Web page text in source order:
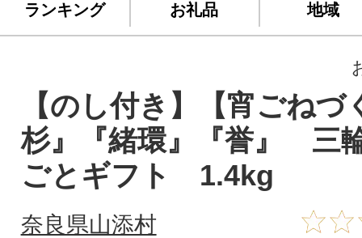
ランキング お礼品 地域
【のし付き】【宵ごねづ
杉』『緒環』『誉』 三
ごとギフト 1.4kg
奈良県山添村